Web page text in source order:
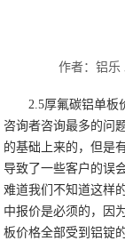
作者：铝乐
2.5厚氟碳铝单板
咨询者咨询最多的问
的基础上来的，但是
导致了一些客户的误
难道我们不知道这样
中报价是必须的，因
板价格全部受到铝锭